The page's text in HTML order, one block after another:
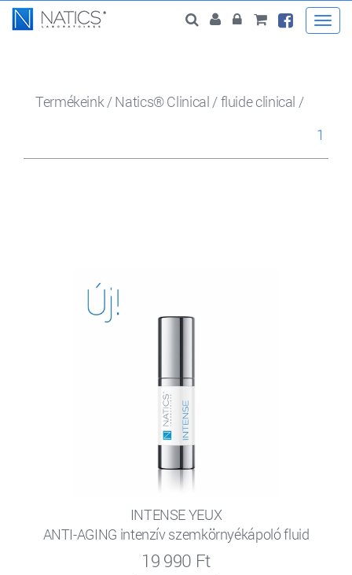
Termékeink/Natics® Clinical /fluide clinical /
1
INTENSE YEUX
ANTI-AGING intenzív szemkörnyékápoló fluid
19 990 Ft